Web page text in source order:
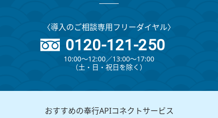
〈導入のご相談専用フリーダイヤル〉
0120-121-250
10:00～12:00∕13:00～17:00
（⼟・⽇・祝⽇を除く）
おすすめの奉行APIコネクトサービス